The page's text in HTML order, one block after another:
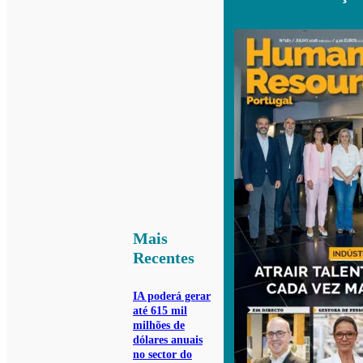
Mais
Recentes
IA poderá gerar
até 615 mil
milhões de
dólares anuais
no sector do